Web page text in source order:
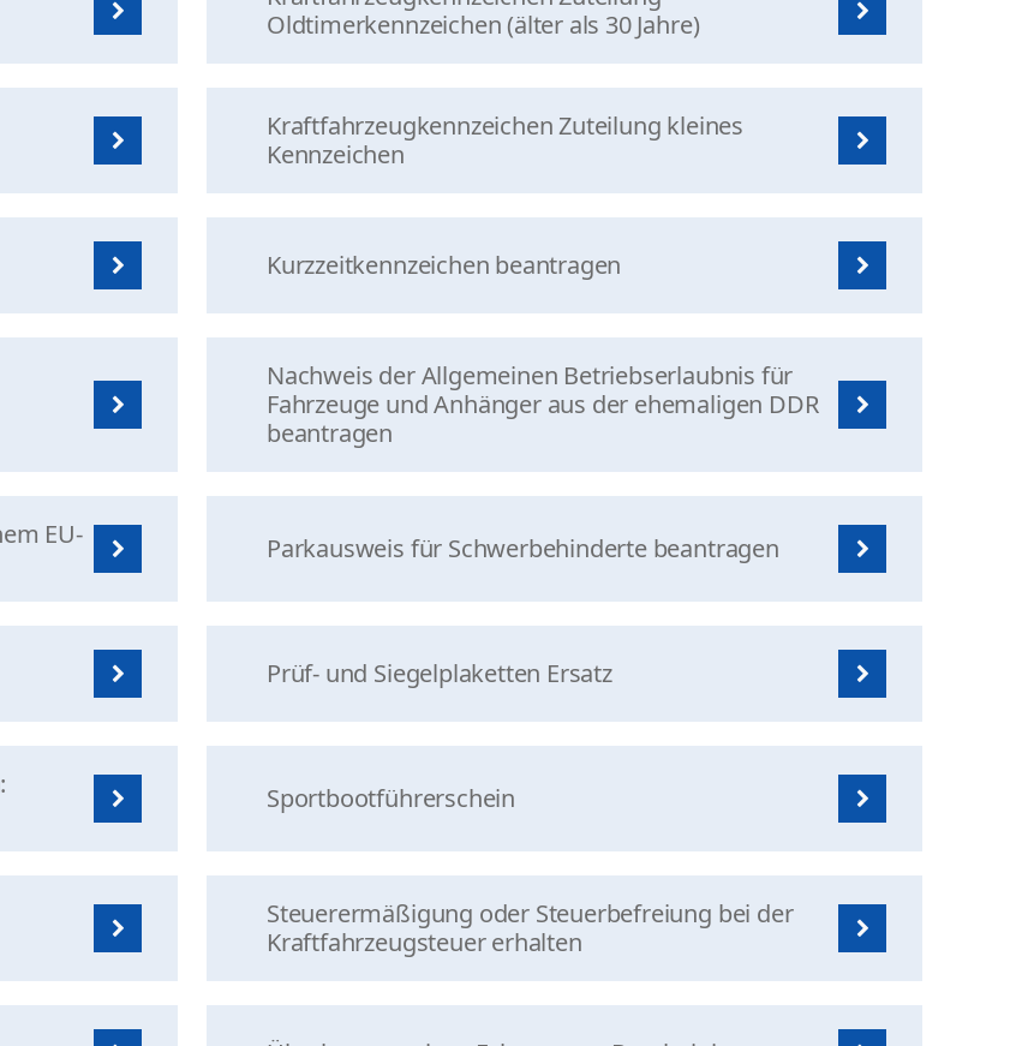
Oldtimerkennzeichen (älter als 30 Jahre)
Kraftfahrzeugkennzeichen Zuteilung kleines
Kennzeichen
Kurzzeitkennzeichen beantragen
Nachweis der Allgemeinen Betriebserlaubnis für
Fahrzeuge und Anhänger aus der ehemaligen DDR
beantragen
EU-
Parkausweis für Schwerbehinderte beantragen
Prüf- und Siegelplaketten Ersatz
Sportbootführerschein
Steuerermäßigung oder Steuerbefreiung bei der
Kraftfahrzeugsteuer erhalten